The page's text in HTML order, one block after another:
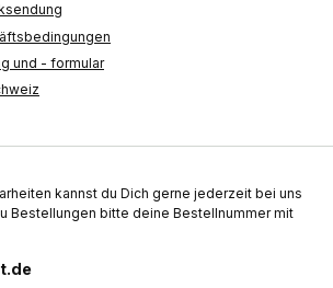
und - formular
kannst du Dich gerne jederzeit bei uns
Bestellungen bitte deine Bestellnummer mit